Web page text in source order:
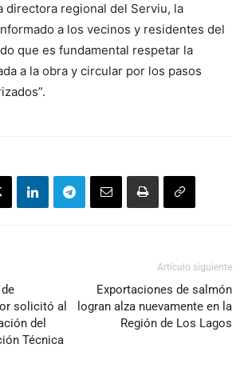
directora regional del Serviu, la
a los vecinos y residentes del
que es fundamental respetar la
a la obra y circular por los pasos
solicitó al
del
Técnica
Artículo siguiente
Exportaciones de salmón
logran alza nuevamente en la
Región de Los Lagos